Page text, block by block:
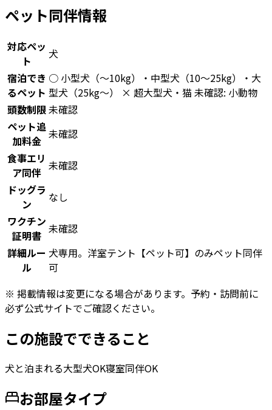
ペット同伴情報
対応ペッ
ト
犬
宿泊でき
るペット
○ 小型犬（〜10kg）・中型犬（10〜25kg）・大
型犬（25kg〜） × 超大型犬・猫 未確認: 小動物
頭数制限未確認
ペット追
加料金 未確認
食事エリ
ア同伴 未確認
ドッグラ
ン
なし
ワクチン
証明書 未確認
詳細ルー
ル
犬専用。洋室テント【ペット可】のみペット同伴
可
※ 掲載情報は変更になる場合があります。予約・訪問前に
必ず公式サイトでご確認ください。
この施設でできること
犬と泊まれる大型犬OK寝室同伴OK
お部屋タイプ